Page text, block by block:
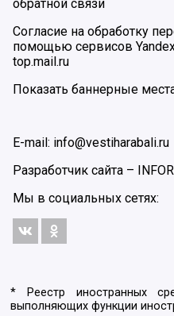
обратной связи
Согласие на обработку
помощью сервисов
top.mail.ru
Показать баннерные
E-mail: info@vestiharabali.ru
Разработчик сайта –
Мы в социальных сетях:
* Реестр иностранных
выполняющих функции